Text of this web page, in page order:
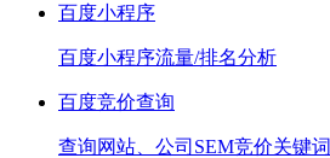
百度小程序
百度小程序流量/排名分析
百度竞价查询
查询网站、公司SEM竞价关键词